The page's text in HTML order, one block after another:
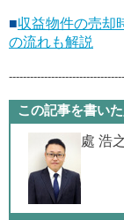
■収益物件の売却
の流れも解説
この記事を書い
處 浩之